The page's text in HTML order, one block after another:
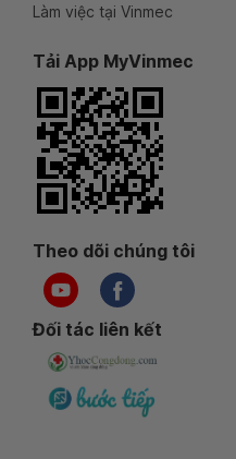
Làm việc tại Vinmec
Tải App MyVinmec
Theo dõi chúng tôi
Đối tác liên kết